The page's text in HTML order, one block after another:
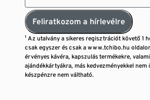
Feliratkozom a hírlevélre
¹ Az utalvány a sikeres regisztrációt követő 1
csak egyszer és csak a www.tchibo.hu
érvényes kávéra, kapszulás termékekre,
ajándékkártyákra, más kedvezményekkel nem
készpénzre nem váltható.